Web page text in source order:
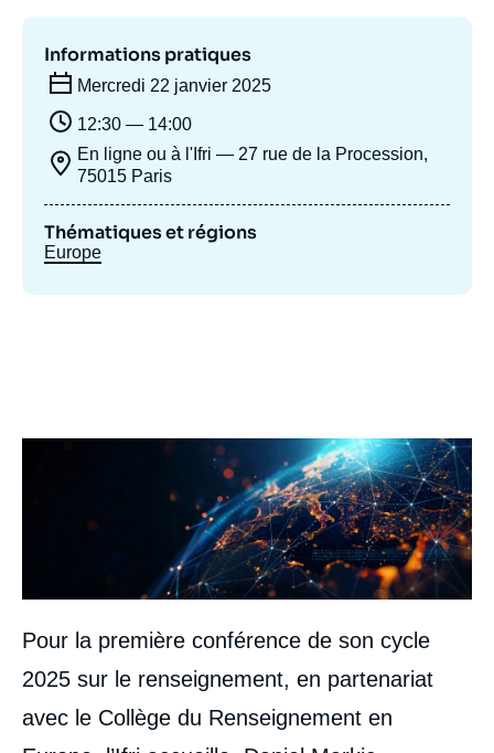
Nous soutenir
Informations pratiques
Mercredi 22 janvier 2025
12:30 — 14:00
En ligne ou à l'Ifri — 27 rue de la Procession,
75015 Paris
Thématiques et régions
Europe
Pour la première conférence de son cycle
2025 sur le renseignement, en partenariat
avec le Collège du Renseignement en